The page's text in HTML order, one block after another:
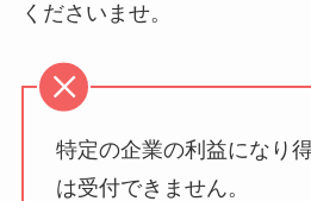
くださいませ。
特定の企業の利益になり
は受付できません。